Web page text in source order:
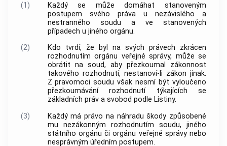
(1)
Každý se může domáhat stanoveným
postupem svého práva u nezávislého a
nestranného soudu a ve stanovených
případech u jiného orgánu.
(2)
Kdo tvrdí, že byl na svých právech zkrácen
rozhodnutím orgánu veřejné správy, může se
obrátit na soud, aby přezkoumal zákonnost
takového rozhodnutí, nestanoví-li zákon jinak.
Z pravomoci soudu však nesmí být vyloučeno
přezkoumávání rozhodnutí týkajících se
základních práv a svobod podle Listiny.
(3)
Každý má právo na náhradu škody způsobené
mu nezákonným rozhodnutím soudu, jiného
státního orgánu či orgánu veřejné správy nebo
nesprávným úředním postupem.